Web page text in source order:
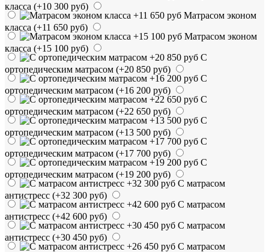
класса (+10 300 руб)
Матрасом эконом
класса (+11 650 руб)
Матрасом эконом
класса (+15 100 руб)
С
ортопедическим матрасом (+20 850 руб)
С
ортопедическим матрасом (+16 200 руб)
С
ортопедическим матрасом (+22 650 руб)
С
ортопедическим матрасом (+13 500 руб)
С
ортопедическим матрасом (+17 700 руб)
С
ортопедическим матрасом (+19 200 руб)
С матрасом
антистресс (+32 300 руб)
С матрасом
антистресс (+42 600 руб)
С матрасом
антистресс (+30 450 руб)
С матрасом